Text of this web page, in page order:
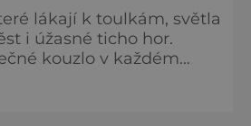
lákají k toulkám, světla
i úžasné ticho hor.
kouzlo v každém
inspirace, dobrodružství i